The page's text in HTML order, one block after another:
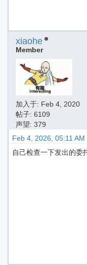
xiaohe
Member
加入于: Feb 4, 2020
帖子: 6109
声望: 379
Feb 4, 2026, 05:11 AM
自己检查一下发出的委